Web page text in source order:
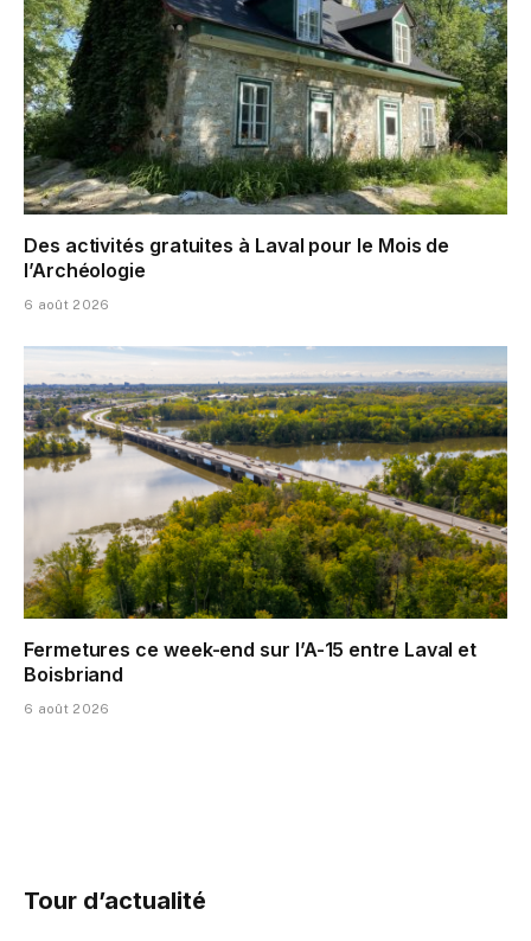
Des activités gratuites à Laval pour le Mois de
l’Archéologie
6 août 2026
Fermetures ce week-end sur l’A-15 entre Laval et
Boisbriand
6 août 2026
Tour d’actualité